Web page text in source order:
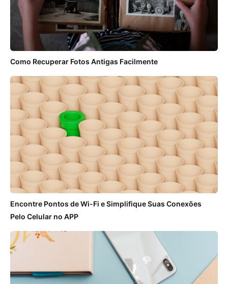
Como Recuperar Fotos Antigas Facilmente
Encontre Pontos de Wi-Fi e Simplifique Suas Conexões
Pelo Celular no APP